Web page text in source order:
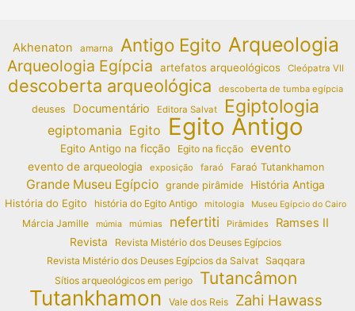
Akhenaton amarna Antigo Egito Arqueologia
Arqueologia Egípcia artefatos arqueológicos Cleópatra VII
descoberta arqueológica descoberta de tumba egípcia
deuses Documentário Editora Salvat Egiptologia
egiptomania Egito Egito Antigo
Egito Antigo na ficção Egito na ficção evento
evento de arqueologia exposição faraó Faraó Tutankhamon
Grande Museu Egípcio grande pirâmide
História Antiga
História do Egito
história do Egito Antigo mitologia Museu Egípcio do Cairo
Márcia Jamille múmia múmias nefertiti Pirâmides Ramses II
Revista
Revista Mistério dos Deuses Egípcios
Revista Mistério dos Deuses Egípcios da Salvat
Saqqara
Sítios arqueológicos em perigo
Tutancâmon
Tutankhamon Vale dos Reis Zahi Hawass